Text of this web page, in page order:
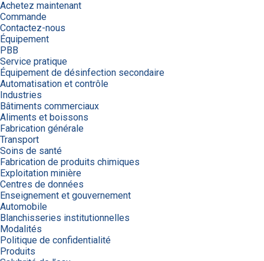
Achetez maintenant
Commande
Contactez-nous
Équipement
PBB
Service pratique
Équipement de désinfection secondaire
Automatisation et contrôle
Industries
Bâtiments commerciaux
Aliments et boissons
Fabrication générale
Transport
Soins de santé
Fabrication de produits chimiques
Exploitation minière
Centres de données
Enseignement et gouvernement
Automobile
Blanchisseries institutionnelles
Modalités
Politique de confidentialité
Produits